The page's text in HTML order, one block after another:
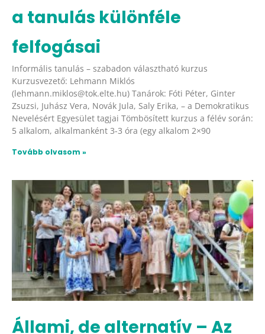
a tanulás különféle
felfogásai
Informális tanulás – szabadon választható kurzus
Kurzusvezető: Lehmann Miklós
(lehmann.miklos@tok.elte.hu) Tanárok: Fóti Péter, Ginter
Zsuzsi, Juhász Vera, Novák Jula, Saly Erika, – a Demokratikus
Nevelésért Egyesület tagjai Tömbösített kurzus a félév során:
5 alkalom, alkalmanként 3-3 óra (egy alkalom 2×90
Tovább olvasom »
Állami, de alternatív – Az